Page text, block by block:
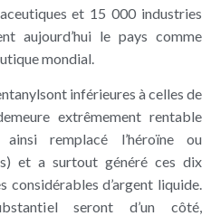
et 15 000 industries
aujourd’hui le pays comme
mondial.
inférieures à celles de
extrêmement rentable
remplacé l’héroïne ou
et a surtout généré ces dix
considérables d’argent liquide.
seront d’un côté,